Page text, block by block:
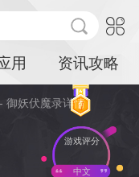
用 资讯攻略
- 御妖伏魔录详情
游戏评分
中文